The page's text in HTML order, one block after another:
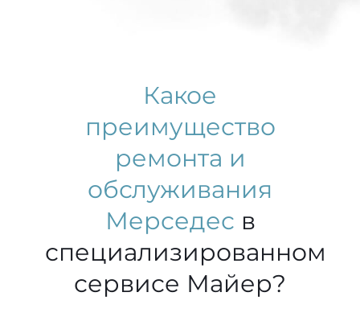
Какое
преимущество
ремонта и
обслуживания
Мерседес в
специализированном
сервисе Майер?